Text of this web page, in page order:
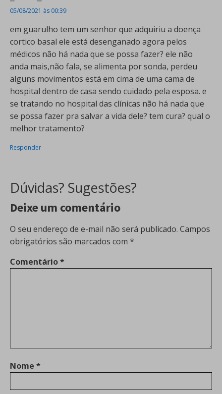
05/08/2021 às 00:39
em guarulho tem um senhor que adquiriu a doença
cortico basal ele está desenganado agora pelos
médicos não há nada que se possa fazer? ele não
anda mais,não fala, se alimenta por sonda, perdeu
alguns movimentos está em cima de uma cama de
hospital dentro de casa sendo cuidado pela esposa. e
se tratando no hospital das clínicas não há nada que
se possa fazer pra salvar a vida dele? tem cura? qual o
melhor tratamento?
Responder
Dúvidas? Sugestões?
Deixe um comentário
O seu endereço de e-mail não será publicado. Campos
obrigatórios são marcados com *
Comentário*
Nome *